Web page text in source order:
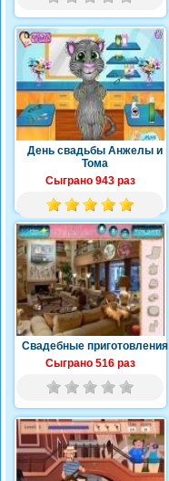
День свадьбы Анжелы и
Тома
Сыграно 943 раз
Свадебные приготовления
Сыграно 516 раз